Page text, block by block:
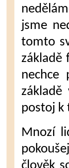
jsme
tomto
základě
nechce
základě
postoj k
Mnozí